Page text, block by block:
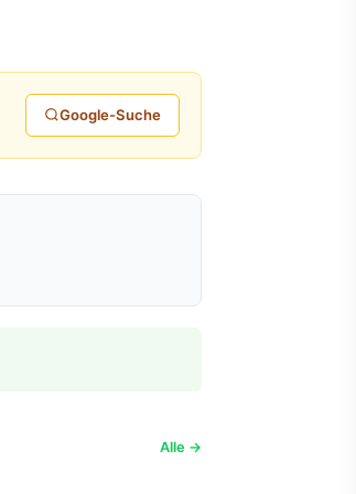
Google-Suche
Alle →